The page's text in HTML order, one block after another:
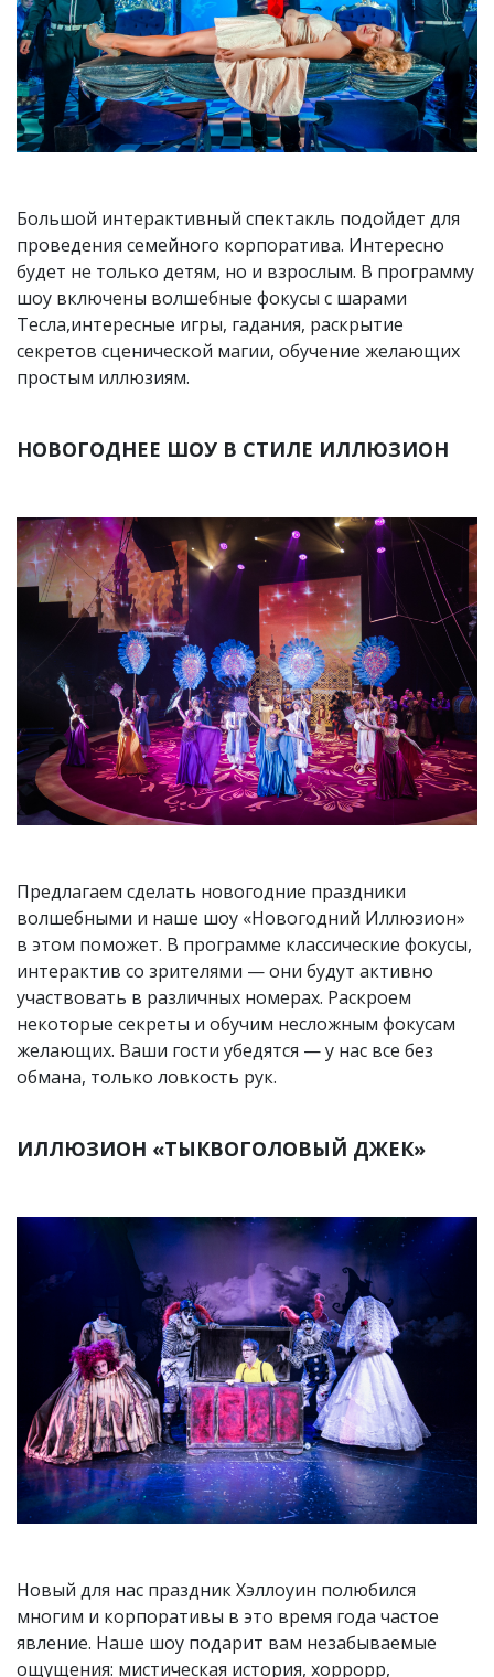
Большой интерактивный спектакль подойдет для
проведения семейного корпоратива. Интересно
будет не только детям, но и взрослым. В программу
шоу включены волшебные фокусы с шарами
Тесла,интересные игры, гадания, раскрытие
секретов сценической магии, обучение желающих
простым иллюзиям.
НОВОГОДНЕЕ ШОУ В СТИЛЕ ИЛЛЮЗИОН
Предлагаем сделать новогодние праздники
волшебными и наше шоу «Новогодний Иллюзион»
в этом поможет. В программе классические фокусы,
интерактив со зрителями — они будут активно
участвовать в различных номерах. Раскроем
некоторые секреты и обучим несложным фокусам
желающих. Ваши гости убедятся — у нас все без
обмана, только ловкость рук.
ИЛЛЮЗИОН «ТЫКВОГОЛОВЫЙ ДЖЕК»
Новый для нас праздник Хэллоуин полюбился
многим и корпоративы в это время года частое
явление. Наше шоу подарит вам незабываемые
ощущения: мистическая история, хоррорр,